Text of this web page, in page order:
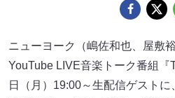
ニューヨーク（嶋佐和也、屋敷
YouTube LIVE音楽トーク番組『
日（月）19:00～生配信ゲスト